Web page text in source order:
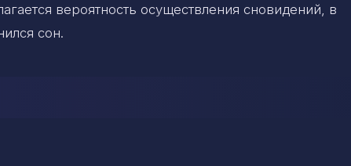
вероятность осуществления сновидений, в
сон.